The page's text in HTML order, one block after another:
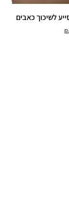
לשיכוך כאבים